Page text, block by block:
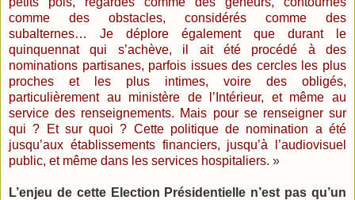
comme des obstacles, considérés comme des
subalternes… Je déplore également que durant le
quinquennat qui s’achève, il ait été procédé à des
nominations partisanes, parfois issues des cercles les plus
proches et les plus intimes, voire des obligés,
particulièrement au ministère de l’Intérieur, et même au
service des renseignements. Mais pour se renseigner sur
qui ? Et sur quoi ? Cette politique de nomination a été
jusqu’aux établissements financiers, jusqu’à l’audiovisuel
public, et même dans les services hospitaliers. »
L’enjeu de cette Election Présidentielle n’est pas qu’un